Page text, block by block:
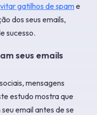
gatilhos de spame
dos seus emails,
sucesso.
seus emails
mensagens
estudo mostra que
email antes de se